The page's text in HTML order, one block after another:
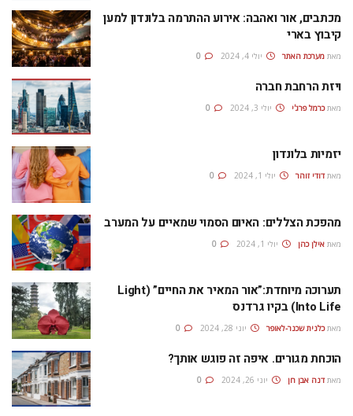
מכתבים, אור ואהבה: אירוע ההתרמה בלונדון למען
קיבוץ בארי
מאת מערכת האתר יולי 4, 2024
ויזת הרחבת חברה
מאת כרמל פרג'י יולי 3, 2024
יזמיות בלונדון
מאת דודי זוהר יולי 1, 2024
מהפכת הצללים: האיום הסמוי שמאיים על המערב
מאת אילן כהן יולי 1, 2024
תערוכה מיוחדת:”אור המאיר את החיים” (Light
Into Life) בקיו גרדנס
מאת כלנית שכנר-לאופר יוני 28, 2024
הוכחת מגורים. איפה זה פוגש אותך?
מאת דנה אבן חן יוני 26, 2024